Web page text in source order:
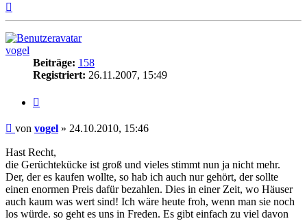
vogel
Beiträge: 158
Registriert: 26.11.2007, 15:49
Beitrag
von vogel » 24.10.2010, 15:46
Hast Recht,
die Gerüchtekücke ist groß und vieles stimmt nun ja nicht mehr.
Der, der es kaufen wollte, so hab ich auch nur gehört, der sollte
einen enormen Preis dafür bezahlen. Dies in einer Zeit, wo Häuser
auch kaum was wert sind! Ich wäre heute froh, wenn man sie noch
los würde. so geht es uns in Freden. Es gibt einfach zu viel davon